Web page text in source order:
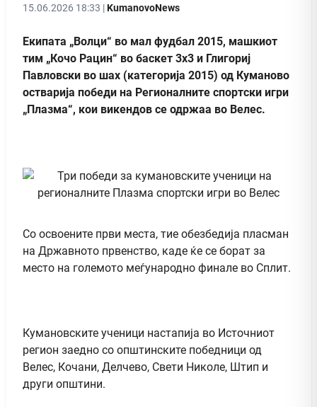
15.06.2026 18:33 |KumanovoNews
Екипата „Волци“ во мал фудбал 2015, машкиот
тим „Кочо Рацин“ во баскет 3х3 и Глигориј
Павловски во шах (категорија 2015) од Куманово
остварија победи на Регионалните спортски игри
„Плазма“, кои викендов се одржаа во Велес.
Со освоените први места, тие обезбедија пласман
на Државното првенство, каде ќе се борат за
место на големото меѓународно финале во Сплит.
Кумановските ученици настапија во Источниот
регион заедно со општинските победници од
Велес, Кочани, Делчево, Свети Николе, Штип и
други општини.